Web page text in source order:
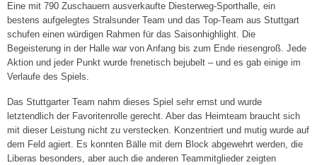
Live und kostenlos auf YouTube bei DYN
Fanshop
Sponsoren/Förderer »
Unserer Förderer
CLUB365
Eine mit 790 Zuschauern ausverkaufte Diesterweg-Sporthalle, ein
bestens aufgelegtes Stralsunder Team und das Top-Team aus Stuttgart
schufen einen würdigen Rahmen für das Saisonhighlight. Die
Begeisterung in der Halle war von Anfang bis zum Ende riesengroß. Jede
Aktion und jeder Punkt wurde frenetisch bejubelt – und es gab einige im
Verlaufe des Spiels.
Das Stuttgarter Team nahm dieses Spiel sehr ernst und wurde
letztendlich der Favoritenrolle gerecht. Aber das Heimteam braucht sich
mit dieser Leistung nicht zu verstecken. Konzentriert und mutig wurde auf
dem Feld agiert. Es konnten Bälle mit dem Block abgewehrt werden, die
Liberas besonders, aber auch die anderen Teammitglieder zeigten